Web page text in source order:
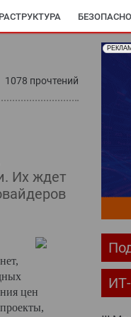
ПАРТНЕРСКИЕ
1078 прочтений
Их ждет
цен